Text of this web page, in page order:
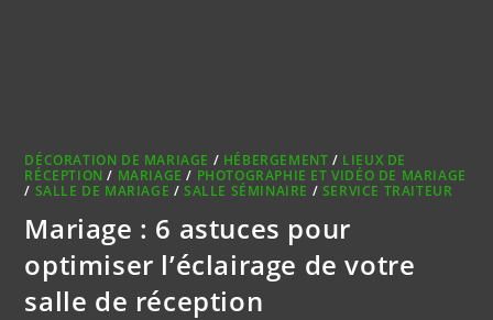
DÉCORATION DE MARIAGE / HÉBERGEMENT / LIEUX DE
RÉCEPTION / MARIAGE / PHOTOGRAPHIE ET VIDÉO DE MARIAGE
/ SALLE DE MARIAGE /SALLE SÉMINAIRE / SERVICE TRAITEUR
Mariage : 6 astuces pour
optimiser l’éclairage de votre
salle de réception